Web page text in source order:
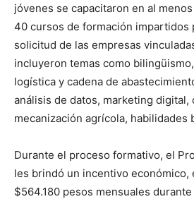
jóvenes se capacitaron en al
40 cursos de formación impartidos
solicitud de las empresas
incluyeron temas como
logística y cadena de
análisis de datos, marketing digital,
mecanización agrícola, habilidades
Durante el proceso formativo, el
les brindó un incentivo económico,
$564.180 pesos mensuales